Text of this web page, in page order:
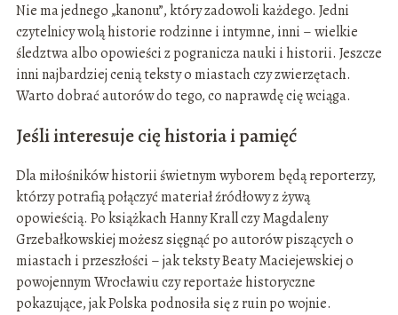
Nie ma jednego „kanonu”, który zadowoli każdego. Jedni
czytelnicy wolą historie rodzinne i intymne, inni – wielkie
śledztwa albo opowieści z pogranicza nauki i historii. Jeszcze
inni najbardziej cenią teksty o miastach czy zwierzętach.
Warto dobrać autorów do tego, co naprawdę cię wciąga.
Jeśli interesuje cię historia i pamięć
Dla miłośników historii świetnym wyborem będą reporterzy,
którzy potrafią połączyć materiał źródłowy z żywą
opowieścią. Po książkach Hanny Krall czy Magdaleny
Grzebałkowskiej możesz sięgnąć po autorów piszących o
miastach i przeszłości – jak teksty Beaty Maciejewskiej o
powojennym Wrocławiu czy reportaże historyczne
pokazujące, jak Polska podnosiła się z ruin po wojnie.